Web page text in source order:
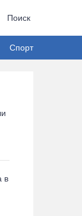
Поиск
Спорт
в